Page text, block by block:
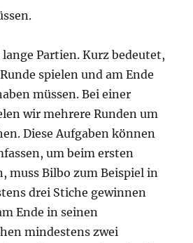
Partien. Kurz bedeutet,
spielen und am Ende
müssen. Bei einer
wir mehrere Runden um
Diese Aufgaben können
um beim ersten
muss Bilbo zum Beispiel in
drei Stiche gewinnen
Ende in seinen
mindestens zwei